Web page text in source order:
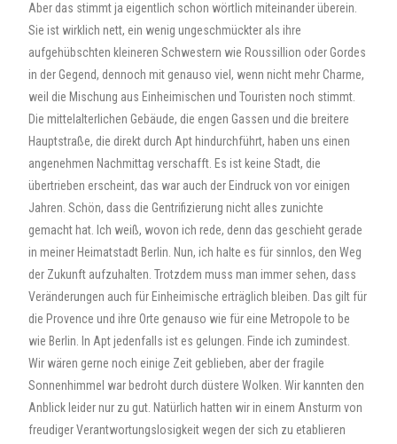
Aber das stimmt ja eigentlich schon wörtlich miteinander überein.
Sie ist wirklich nett, ein wenig ungeschmückter als ihre
aufgehübschten kleineren Schwestern wie Roussillion oder Gordes
in der Gegend, dennoch mit genauso viel, wenn nicht mehr Charme,
weil die Mischung aus Einheimischen und Touristen noch stimmt.
Die mittelalterlichen Gebäude, die engen Gassen und die breitere
Hauptstraße, die direkt durch Apt hindurchführt, haben uns einen
angenehmen Nachmittag verschafft. Es ist keine Stadt, die
übertrieben erscheint, das war auch der Eindruck von vor einigen
Jahren. Schön, dass die Gentrifizierung nicht alles zunichte
gemacht hat. Ich weiß, wovon ich rede, denn das geschieht gerade
in meiner Heimatstadt Berlin. Nun, ich halte es für sinnlos, den Weg
der Zukunft aufzuhalten. Trotzdem muss man immer sehen, dass
Veränderungen auch für Einheimische erträglich bleiben. Das gilt für
die Provence und ihre Orte genauso wie für eine Metropole to be
wie Berlin. In Apt jedenfalls ist es gelungen. Finde ich zumindest.
Wir wären gerne noch einige Zeit geblieben, aber der fragile
Sonnenhimmel war bedroht durch düstere Wolken. Wir kannten den
Anblick leider nur zu gut. Natürlich hatten wir in einem Ansturm von
freudiger Verantwortungslosigkeit wegen der sich zu etablieren